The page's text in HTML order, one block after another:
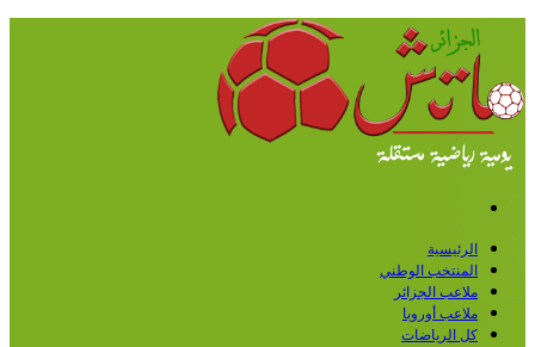
الرئيسية
المنتخب الوطني
ملاعب الجزائر
ملاعب أوروبا
كل الرياضات